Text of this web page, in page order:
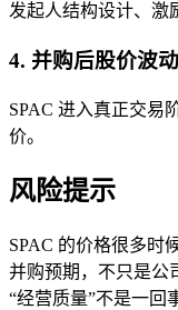
发起人结构设计、激
4. 并购后股价波
SPAC 进入真正交易
价。
风险提示
SPAC 的价格很多时
并购预期，不只是公
“经营质量”不是一回